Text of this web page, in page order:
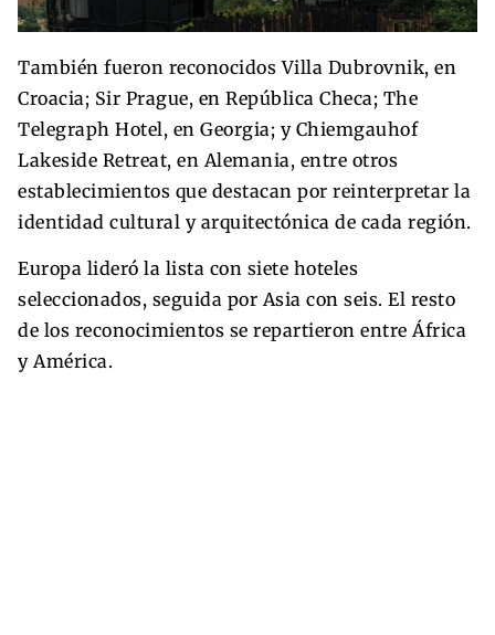
También fueron reconocidos Villa Dubrovnik, en
Croacia; Sir Prague, en República Checa; The
Telegraph Hotel, en Georgia; y Chiemgauhof
Lakeside Retreat, en Alemania, entre otros
establecimientos que destacan por reinterpretar la
identidad cultural y arquitectónica de cada región.
Europa lideró la lista con siete hoteles
seleccionados, seguida por Asia con seis. El resto
de los reconocimientos se repartieron entre África
y América.